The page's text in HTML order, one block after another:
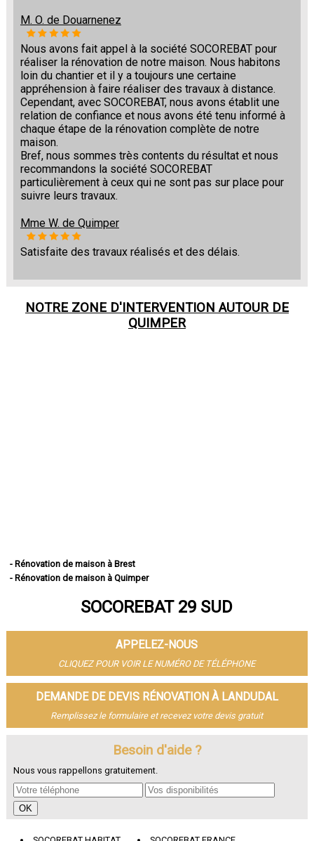
M. O. de Douarnenez
Nous avons fait appel à la société SOCOREBAT pour
réaliser la rénovation de notre maison. Nous habitons
loin du chantier et il y a toujours une certaine
appréhension à faire réaliser des travaux à distance.
Cependant, avec SOCOREBAT, nous avons établit une
relation de confiance et nous avons été tenu informé à
chaque étape de la rénovation complète de notre
maison.
Bref, nous sommes très contents du résultat et nous
recommandons la société SOCOREBAT
particulièrement à ceux qui ne sont pas sur place pour
suivre leurs travaux.
Mme W. de Quimper
Satisfaite des travaux réalisés et des délais.
NOTRE ZONE D'INTERVENTION AUTOUR DE
QUIMPER
- Rénovation de maison à Brest
- Rénovation de maison à Quimper
- Rénovation de maison à Morlaix
- Rénovation de maison à Landerneau
- Rénovation de maison à Guipavas
- Rénovation de maison à Plougastel-Daoulas
- Rénovation de maison à Plouzané
- Rénovation de maison à Quimperlé
- Rénovation de maison à Le Relecq-Kerhuon
- Rénovation de maison à Fouesnant
- Rénovation de maison à Pont-l'Abbé
- Rénovation de maison à Crozon
- Rénovation de maison à Ergué-Gabéric
- Rénovation de maison à Carhaix-Plouguer
- Rénovation de maison à Guilers
SOCOREBAT 29 SUD
APPELEZ-NOUS
CLIQUEZ POUR VOIR LE NUMÉRO DE TÉLÉPHONE
DEMANDE DE DEVIS RÉNOVATION À LANDUDAL
Remplissez le formulaire et recevez votre devis gratuit
Besoin d'aide ?
Nous vous rappellons gratuitement.